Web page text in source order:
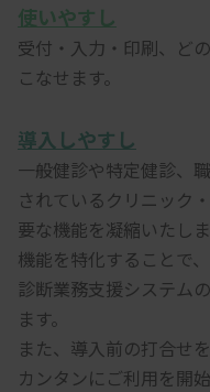
使いやすし
受付・入力・印刷、ど
こなせます。
導入しやすし
一般健診や特定健診、
されているクリニック
要な機能を凝縮いたしま
機能を特化することで
診断業務支援システム
ます。
また、導入前の打合せ
カンタンにご利用を開